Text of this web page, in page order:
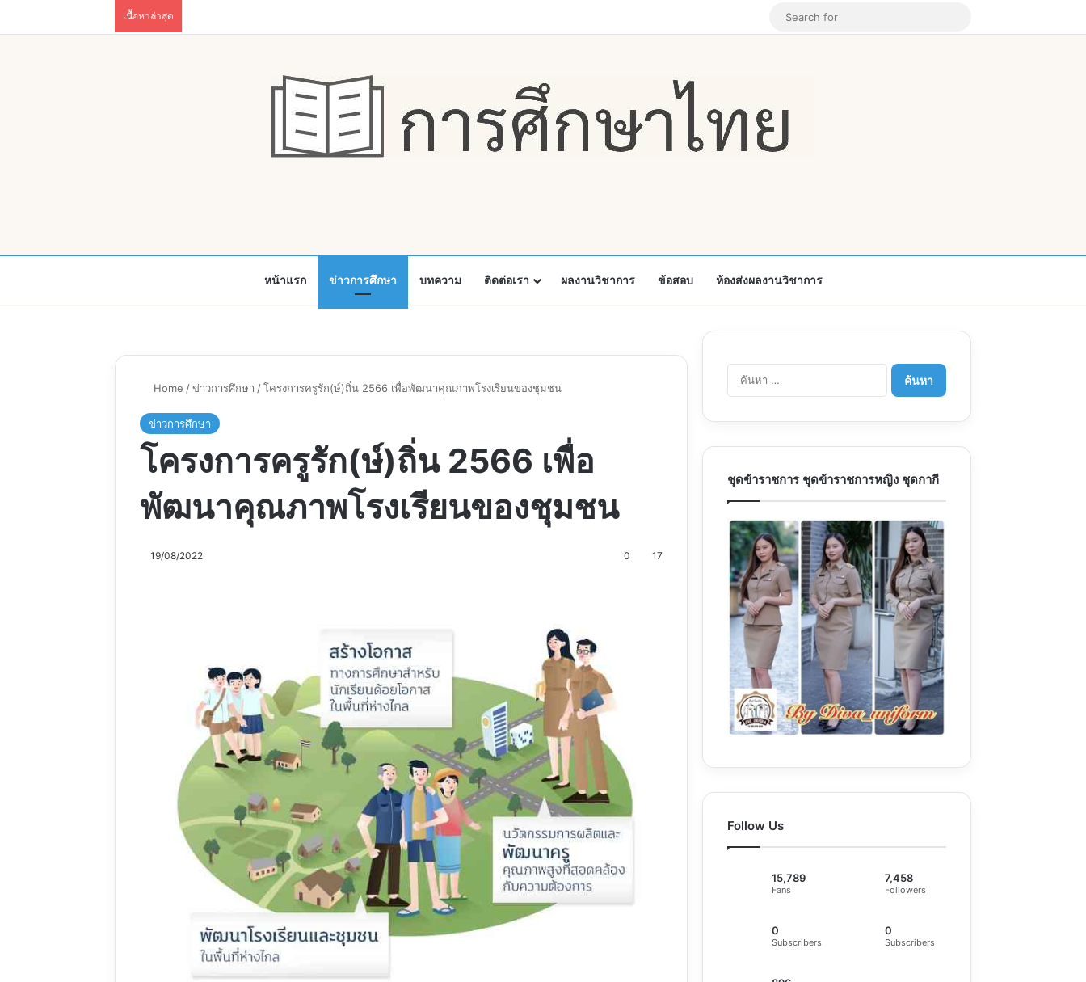
เนื้อหาล่าสุด Instagram
Random Article
หน้าแรก ข่าวการศึกษา บทความ ติดต่อเรา ผลงานวิชาการ ข้อสอบ ห้องส่งผลงานวิชาการ
Home /ข่าวการศึกษา /โครงการครูรัก(ษ์)ถิ่น 2566 เพื่อพัฒนาคุณภาพโรงเรียนของชุมชน
ข่าวการศึกษา
โครงการครูรัก(ษ์)ถิ่น 2566 เพื่อ
พัฒนาคุณภาพโรงเรียนของชุมชน
19/08/2022 0 17
ค้นหา
สำหรับ:
ชุดข้าราชการ ชุดข้าราชการหญิง ชุดกากี
Follow Us
15,789
Fans
7,458
Followers
0
Subscribers
0
Subscribers